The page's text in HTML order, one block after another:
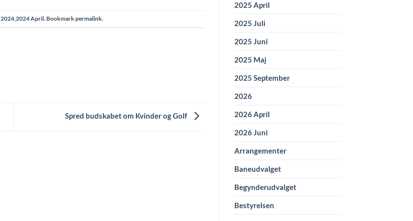
2024,2024 April. Bookmarkpermalink.
Spred budskabet om Kvinder og Golf
2025 April
2025 Juli
2025 Juni
2025 Maj
2025 September
2026
2026 April
2026 Juni
Arrangementer
Baneudvalget
Begynderudvalget
Bestyrelsen